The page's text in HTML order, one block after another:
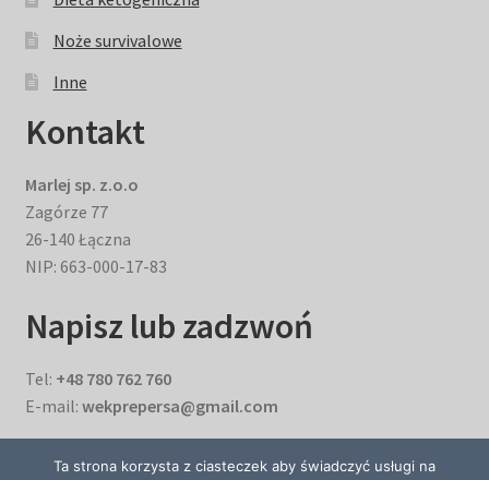
Noże survivalowe
Inne
Kontakt
Marlej sp. z.o.o
Zagórze 77
26-140 Łączna
NIP: 663-000-17-83
Napisz lub zadzwoń
Tel: +48 780 762 760
E-mail: wekprepersa@gmail.com
Ta strona korzysta z ciasteczek aby świadczyć usługi na